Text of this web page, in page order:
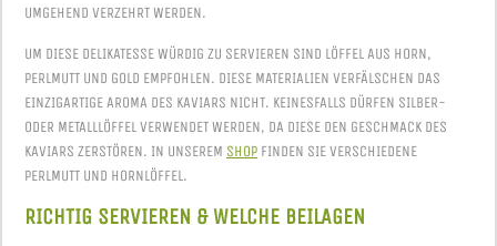
UMGEHEND VERZEHRT WERDEN.
UM DIESE DELIKATESSE WÜRDIG ZU SERVIEREN SIND LÖFFEL AUS HORN,
PERLMUTT UND GOLD EMPFOHLEN. DIESE MATERIALIEN VERFÄLSCHEN DAS
EINZIGARTIGE AROMA DES KAVIARS NICHT. KEINESFALLS DÜRFEN SILBER-
ODER METALLLÖFFEL VERWENDET WERDEN, DA DIESE DEN GESCHMACK DES
KAVIARS ZERSTÖREN. IN UNSEREM SHOP FINDEN SIE VERSCHIEDENE
PERLMUTT UND HORNLÖFFEL.
RICHTIG SERVIEREN & WELCHE BEILAGEN